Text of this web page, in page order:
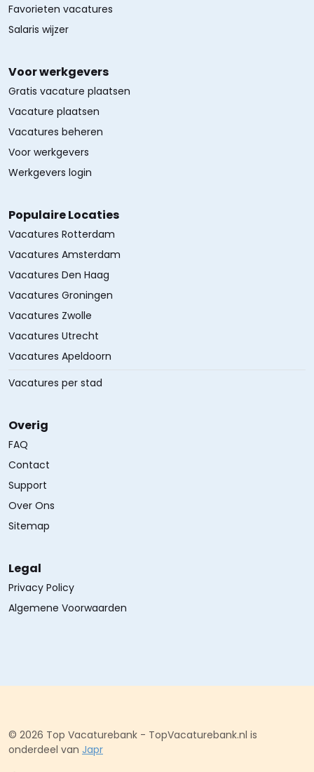
Favorieten vacatures
Salaris wijzer
Voor werkgevers
Gratis vacature plaatsen
Vacature plaatsen
Vacatures beheren
Voor werkgevers
Werkgevers login
Populaire Locaties
Vacatures Rotterdam
Vacatures Amsterdam
Vacatures Den Haag
Vacatures Groningen
Vacatures Zwolle
Vacatures Utrecht
Vacatures Apeldoorn
Vacatures per stad
Overig
FAQ
Contact
Support
Over Ons
Sitemap
Legal
Privacy Policy
Algemene Voorwaarden
© 2026 Top Vacaturebank - TopVacaturebank.nl is
onderdeel van Japr